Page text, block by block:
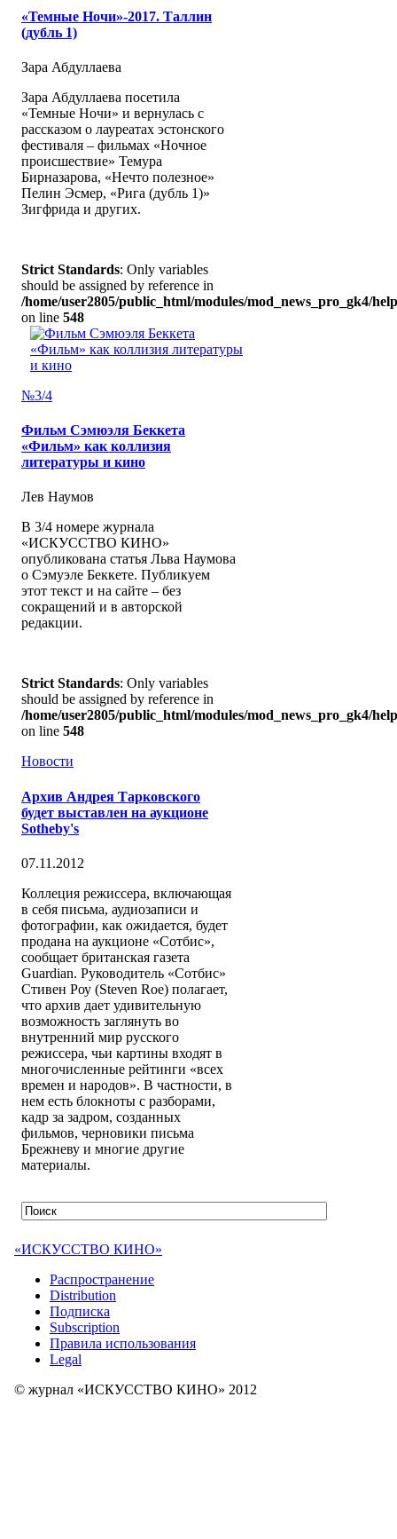
«Темные Ночи»-2017. Таллин
(дубль 1)
Зара Абдуллаева
Зара Абдуллаева посетила
«Темные Ночи» и вернулась с
рассказом о лауреатах эстонского
фестиваля – фильмах «Ночное
происшествие» Темура
Бирназарова, «Нечто полезное»
Пелин Эсмер, «Рига (дубль 1)»
Зигфрида и других.
Strict Standards: Only variables
should be assigned by reference in
/home/user2805/public_html/modules/mod_news_pro_gk4/
on line 548
№3/4
Фильм Сэмюэля Беккета
«Фильм» как коллизия
литературы и кино
Лев Наумов
В 3/4 номере журнала
«ИСКУССТВО КИНО»
опубликована статья Льва Наумова
о Сэмуэле Беккете. Публикуем
этот текст и на сайте – без
сокращений и в авторской
редакции.
Strict Standards: Only variables
should be assigned by reference in
/home/user2805/public_html/modules/mod_news_pro_gk4/
on line 548
Новости
Архив Андрея Тарковского
будет выставлен на аукционе
Sotheby's
07.11.2012
Коллеция режиссера, включающая
в себя письма, аудиозаписи и
фотографии, как ожидается, будет
продана на аукционе «Сотбис»,
сообщает британская газета
Guardian. Руководитель «Сотбис»
Стивен Роу (Steven Roe) полагает,
что архив дает удивительную
возможность заглянуть во
внутренний мир русского
режиссера, чьи картины входят в
многочисленные рейтинги «всех
времен и народов». В частности, в
нем есть блокноты с разборами,
кадр за задром, созданных
фильмов, черновики письма
Брежневу и многие другие
материалы.
«ИСКУССТВО КИНО»
Распространение
Distribution
Подписка
Subscription
Правила использования
Legal
© журнал «ИСКУССТВО КИНО» 2012